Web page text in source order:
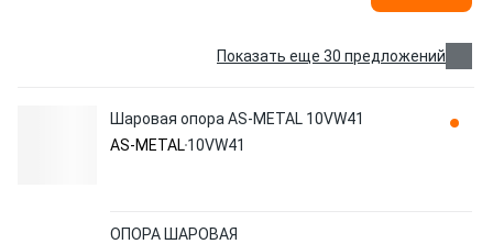
Показать еще 30 предложений
Шаровая опора AS-METAL 10VW41
AS-METAL10VW41
ОПОРА ШАРОВАЯ